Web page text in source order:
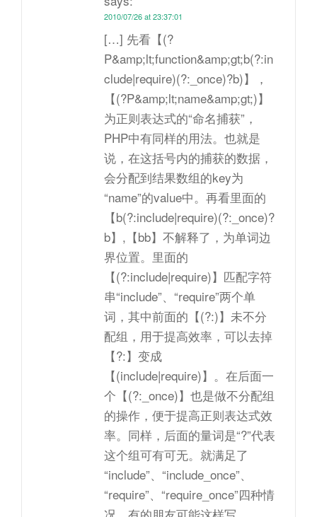
2010/07/26 at 23:37:01
[…] 先看【(?
P&amp;lt;function&amp;gt;b(?:in
clude|require)(?:_once)?b)】，
【(?P&amp;lt;name&amp;gt;)】
为正则表达式的“命名捕获”，
PHP中有同样的用法。也就是
说，在这括号内的捕获的数据，
会分配到结果数组的key为
“name”的value中。再看里面的
【b(?:include|require)(?:_once)?
b】,【bb】不解释了，为单词边
界位置。里面的
【(?:include|require)】匹配字符
串“include”、“require”两个单
词，其中前面的【(?:)】未不分
配组，用于提高效率，可以去掉
【?:】变成
【(include|require)】。在后面一
个【(?:_once)】也是做不分配组
的操作，便于提高正则表达式效
率。同样，后面的量词是“?”代表
这个组可有可无。就满足了
“include”、“include_once”、
“require”、“require_once”四种情